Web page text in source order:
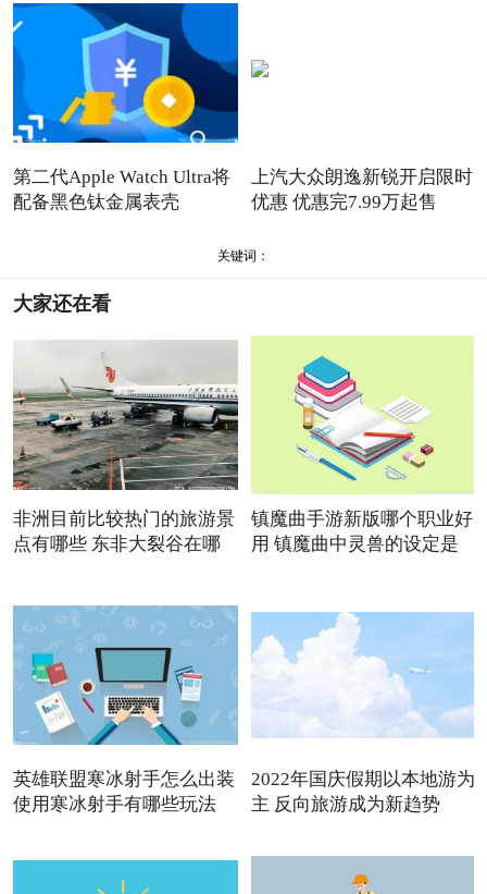
第二代Apple Watch Ultra将
配备黑色钛金属表壳
上汽大众朗逸新锐开启限时
优惠 优惠完7.99万起售
关键词：
大家还在看
非洲目前比较热门的旅游景
点有哪些 东非大裂谷在哪
镇魔曲手游新版哪个职业好
用 镇魔曲中灵兽的设定是
英雄联盟寒冰射手怎么出装
使用寒冰射手有哪些玩法
2022年国庆假期以本地游为
主 反向旅游成为新趋势